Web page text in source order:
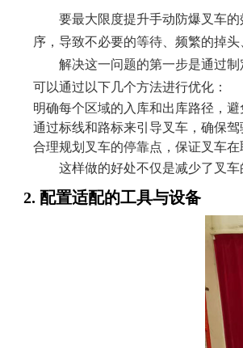
要最大限度提升手动防爆叉车
序，导致不必要的等待、频繁的掉
解决这一问题的第一步是通过
可以通过以下几个方法进行优化：
明确每个区域的入库和出库路径，
通过标线和路标来引导叉车，确保
合理规划叉车的停靠点，保证叉车
这样做的好处不仅是减少了叉
2. 配置适配的工具与设备